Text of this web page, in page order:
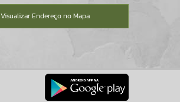
Visualizar Endereço no Mapa